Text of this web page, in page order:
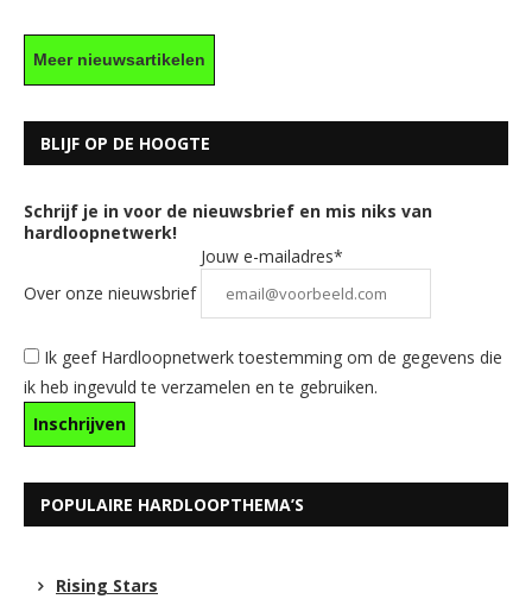
Meer nieuwsartikelen
BLIJF OP DE HOOGTE
Schrijf je in voor de nieuwsbrief en mis niks van
hardloopnetwerk!
Over onze nieuwsbrief
Jouw e-mailadres*
Ik geef Hardloopnetwerk toestemming om de gegevens die
ik heb ingevuld te verzamelen en te gebruiken.
POPULAIRE HARDLOOPTHEMA’S
Rising Stars